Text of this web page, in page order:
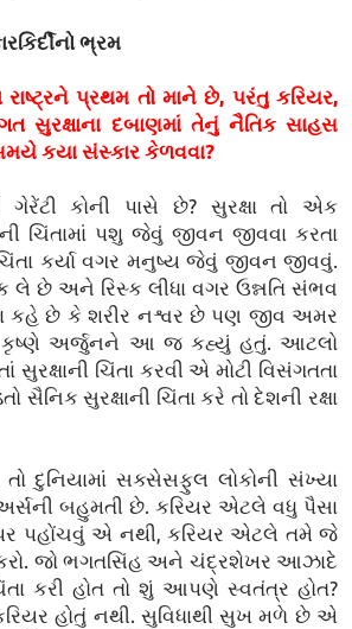
ભ્રમ
પ્રથમ તો માને છે, પરંતુ કરિયર,
સુરક્ષાના દબાણમાં તેનું નૈતિક સાહસ
કયા સંસ્કાર કેળવવા?
ગેરેંટી કોની પાસે છે? સુરક્ષા તો એક
ચિંતામાં પશુ જેવું જીવન જીવવા કરતા
કર્યા વગર મનુષ્ય જેવું જીવન જીવવું.
છે અને રિસ્ક લીધા વગર ઉન્નતિ સંભવ
કહે છે કે શરીર નશ્વર છે પણ જીવ અમર
કૃષ્ણે અર્જુનને આ જ કહ્યું હતું. આટલો
સુરક્ષાની ચિંતા કરવી એ મોટી વિસંગતતા
સૈનિક સુરક્ષાની ચિંતા કરે તો દેશની રક્ષા
તો દુનિયામાં સક્સેસફુલ લોકોની સંખ્યા
બહુમતી છે. કરિયર એટલે વધુ પૈસા
પહોંચવું એ નથી, કરિયર એટલે તમે જે
કરો. જો ભગતસિંહ અને ચંદ્રશેખર આઝાદે
કરી હોત તો શું આપણે સ્વતંત્ર હોત?
હોતું નથી. સુવિધાથી સુખ મળે છે એ